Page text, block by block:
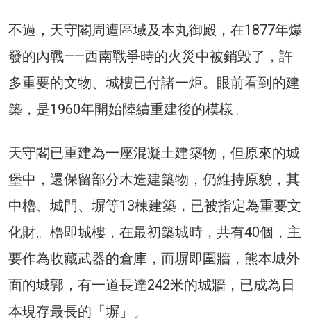
不過，天守閣周遭區域及本丸御殿，在1877年爆
發的內戰——西南戰爭時的火災中被銷毁了，許
多重要的文物、城樓已付諸一炬。眼前看到的建
築，是1960年開始陸續重建後的模樣。
天守閣已重建為一座混凝土建築物，但原來的城
堡中，還保留部分木造建築物，仍維持原貌，其
中櫓、城門、塀等13棟建築，已被指定為重要文
化財。櫓即城樓，在最初築城時，共有40個，主
要作為收藏武器的倉庫，而塀即圍牆，熊本城外
面的城郭，有一道長達242米的城牆，已成為日
本現存最長的「塀」。